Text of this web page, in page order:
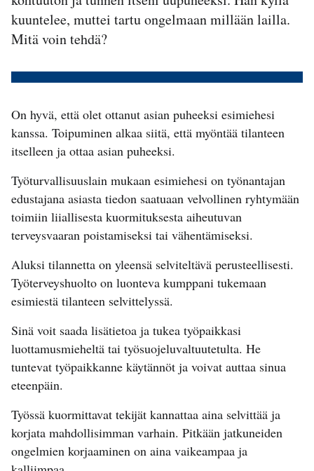
kuuntelee, muttei tartu ongelmaan millään lailla.
Mitä voin tehdä?
On hyvä, että olet ottanut asian puheeksi esimiehesi
kanssa. Toipuminen alkaa siitä, että myöntää tilanteen
itselleen ja ottaa asian puheeksi.
Työturvallisuuslain mukaan esimiehesi on työnantajan
edustajana asiasta tiedon saatuaan velvollinen ryhtymään
toimiin liiallisesta kuormituksesta aiheutuvan
terveysvaaran poistamiseksi tai vähentämiseksi.
Aluksi tilannetta on yleensä selviteltävä perusteellisesti.
Työterveyshuolto on luonteva kumppani tukemaan
esimiestä tilanteen selvittelyssä.
Sinä voit saada lisätietoa ja tukea työpaikkasi
luottamusmieheltä tai työsuojeluvaltuutetulta. He
tuntevat työpaikkanne käytännöt ja voivat auttaa sinua
eteenpäin.
Työssä kuormittavat tekijät kannattaa aina selvittää ja
korjata mahdollisimman varhain. Pitkään jatkuneiden
ongelmien korjaaminen on aina vaikeampaa ja